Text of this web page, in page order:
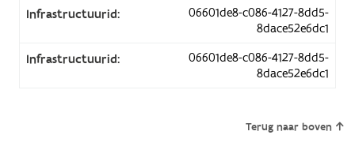
Infrastructuurid:
06601de8-c086-4127-8dd5-
8dace52e6dc1
Infrastructuurid:
06601de8-c086-4127-8dd5-
8dace52e6dc1
Terug naar boven